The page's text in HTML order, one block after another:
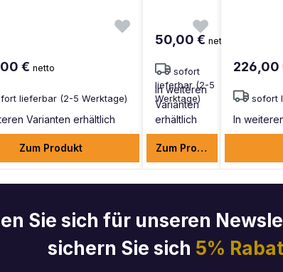
€netto
lieferbar (2-5 Werktage)
Varianten erhältlich
Zum Produkt
50,00 € netto
sofort
lieferbar (2-5
Werktage)
In weiteren
Varianten
erhältlich
Zum Produkt
sofort
In
Sie sich für unseren
sichern Sie sich 5%